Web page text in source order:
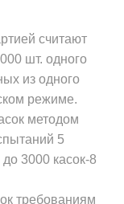
считают
шт. одного
из одного
режиме.
методом
5
3000 касок-8
требованиям